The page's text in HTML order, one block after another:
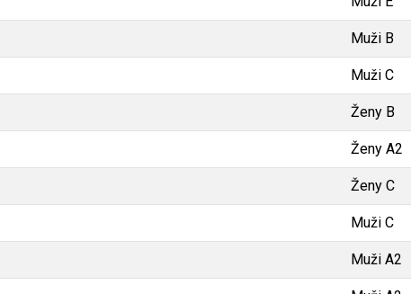
Muži B
Muži C
Ženy B
Ženy A2
Ženy C
Muži C
Muži A2